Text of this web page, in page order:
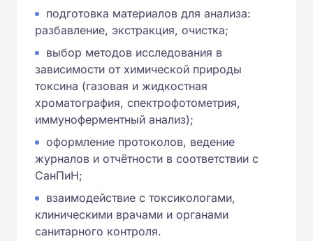
подготовка материалов для анализа:
разбавление, экстракция, очистка;
выбор методов исследования в
зависимости от химической природы
токсина (газовая и жидкостная
хроматография, спектрофотометрия,
иммуноферментный анализ);
оформление протоколов, ведение
журналов и отчётности в соответствии с
СанПиН;
взаимодействие с токсикологами,
клиническими врачами и органами
санитарного контроля.